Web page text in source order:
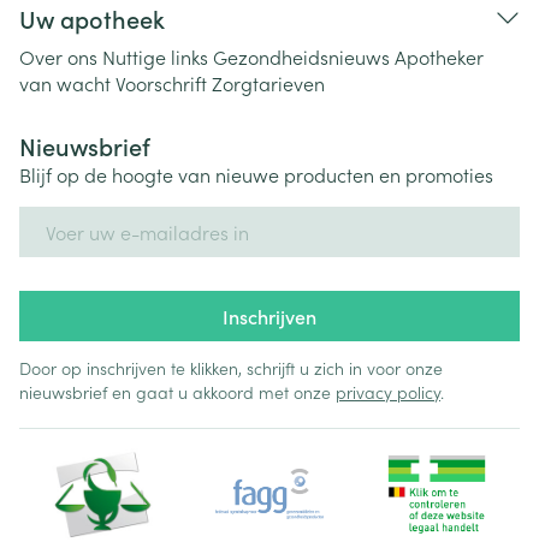
Uw apotheek
Over ons Nuttige links Gezondheidsnieuws Apotheker
van wachtVoorschriftZorgtarieven
Nieuwsbrief
Blijf op de hoogte van nieuwe producten en promoties
Inschrijven
Door op inschrijven te klikken, schrijft u zich in voor onze
nieuwsbrief en gaat u akkoord met onze privacy policy.